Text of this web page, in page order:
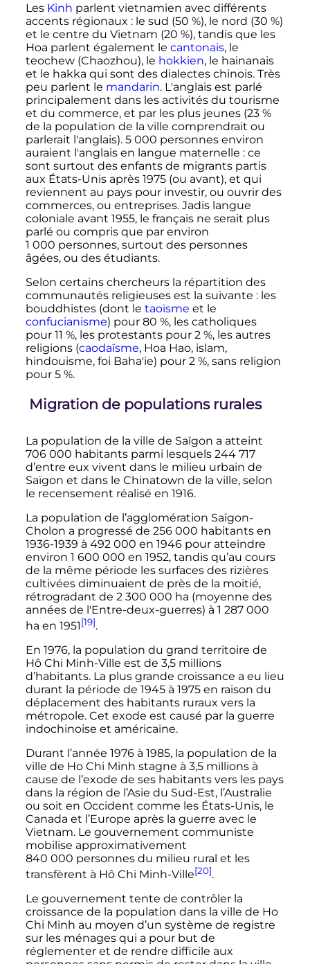
Les Kinh parlent vietnamien avec différents
accents régionaux : le sud (50 %), le nord (30 %)
et le centre du Vietnam (20 %), tandis que les
Hoa parlent également le cantonais, le
teochew (Chaozhou), le hokkien, le hainanais
et le hakka qui sont des dialectes chinois. Très
peu parlent le mandarin. L'anglais est parlé
principalement dans les activités du tourisme
et du commerce, et par les plus jeunes (23 %
de la population de la ville comprendrait ou
parlerait l'anglais). 5 000 personnesenviron
auraient l'anglais en langue maternelle : ce
sont surtout des enfants de migrants partis
aux États-Unis après 1975 (ou avant), et qui
reviennent au pays pour investir, ou ouvrir des
commerces, ou entreprises. Jadis langue
coloniale avant 1955, le français ne serait plus
parlé ou compris que par environ
1 000 personnes, surtout des personnes
âgées, ou des étudiants.
Selon certains chercheurs la répartition des
communautés religieuses est la suivante : les
bouddhistes (dont le taoïsme et le
confucianisme) pour 80 %, les catholiques
pour 11 %, les protestants pour 2 %, les autres
religions (caodaïsme, Hoa Hao, islam,
hindouisme, foi Baha'ie) pour 2 %, sans religion
pour 5 %.
Migration de populations rurales
La population de la ville de Saïgon a atteint
706 000 habitantsparmi lesquels 244 717
d’entre eux vivent dans le milieu urbain de
Saïgon et dans le Chinatown de la ville, selon
le recensement réalisé en 1916.
La population de l’agglomération Saïgon-
Cholon a progressé de 256 000 habitantsen
1936-1939 à 492 000 en 1946 pour atteindre
environ 1 600 000 en 1952, tandis qu’au cours
de la même période les surfaces des rizières
cultivées diminuaient de près de la moitié,
rétrogradant de 2 300 000 ha (moyenne des
années de l'Entre-deux-guerres) à 1 287 000
ha en 1951[19].
En 1976, la population du grand territoire de
Hô Chi Minh-Ville est de 3,5 millions
d’habitants. La plus grande croissance a eu lieu
durant la période de 1945 à 1975 en raison du
déplacement des habitants ruraux vers la
métropole. Cet exode est causé par la guerre
indochinoise et américaine.
Durant l’année 1976 à 1985, la population de la
ville de Ho Chi Minh stagne à 3,5 millions à
cause de l’exode de ses habitants vers les pays
dans la région de l’Asie du Sud-Est, l’Australie
ou soit en Occident comme les États-Unis, le
Canada et l’Europe après la guerre avec le
Vietnam. Le gouvernement communiste
mobilise approximativement
840 000 personnesdu milieu rural et les
transfèrent à Hô Chi Minh-Ville[20].
Le gouvernement tente de contrôler la
croissance de la population dans la ville de Ho
Chi Minh au moyen d’un système de registre
sur les ménages qui a pour but de
réglementer et de rendre difficile aux